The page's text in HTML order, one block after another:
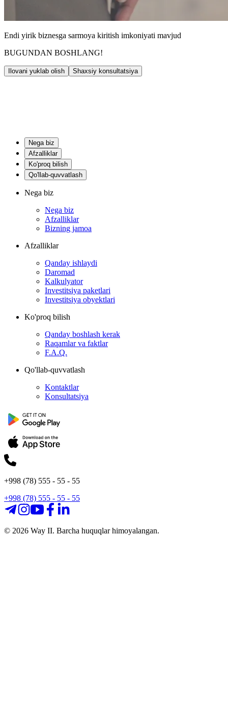
Endi yirik biznesga sarmoya kiritish imkoniyati mavjud
BUGUNDAN BOSHLANG!
Ilovani yuklab olish Shaxsiy konsultatsiya
Nega biz
Afzalliklar
Ko'proq bilish
Qo'llab-quvvatlash
Nega biz
Nega biz
Afzalliklar
Bizning jamoa
Afzalliklar
Qanday ishlaydi
Daromad
Kalkulyator
Investitsiya paketlari
Investitsiya obyektlari
Ko'proq bilish
Qanday boshlash kerak
Raqamlar va faktlar
F.A.Q.
Qo'llab-quvvatlash
Kontaktlar
Konsultatsiya
+998 (78) 555 - 55 - 55
+998 (78) 555 - 55 - 55
© 2026 Way II. Barcha huquqlar himoyalangan.